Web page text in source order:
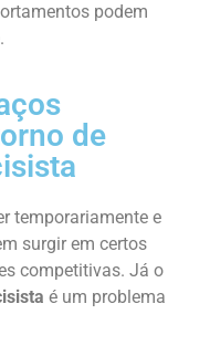
podem
de
temporariamente e
surgir em certos
competitivas. Já o
é um problema